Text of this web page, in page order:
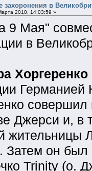
захоронения в
2010, 14:03:59 »
9 Мая"
в
Хоргеренко
Германией
совершил
Джерси и, в
жительницы
Затем он был
Trinity (о.